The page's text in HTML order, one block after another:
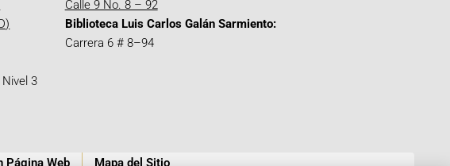
3
Calle 9 No. 8 – 92
Biblioteca Luis Carlos Galán Sarmiento:
Carrera 6 # 8–94
Página Web Mapa del Sitio